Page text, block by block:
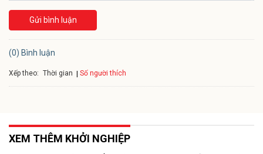
Gửi bình luận
(0) Bình luận
Xếp theo: Thời gian Số người thích
XEM THÊM KHỞI NGHIỆP